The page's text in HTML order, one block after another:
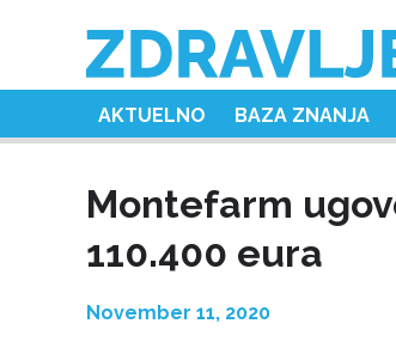
AKTUELNO BAZA ZNANJA
Montefarm
110.400 eura
November 11, 2020